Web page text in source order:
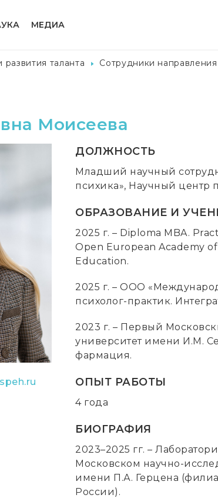
МЕДИА
таланта Сотрудники
Моисеева
ДОЛЖНОСТЬ
Младший научный
психика», Научный центр
ОБРАЗОВАНИЕ И
2025 г. – Diploma MBA.
Open European Academy
Education.
2025 г. – ООО
психолог-практик.
2023 г. – Первый
университет имени И.М.
фармация.
ОПЫТ РАБОТЫ
4 года
БИОГРАФИЯ
2023–2025 гг. –
Московском научно-
имени П.А. Герцена
России).